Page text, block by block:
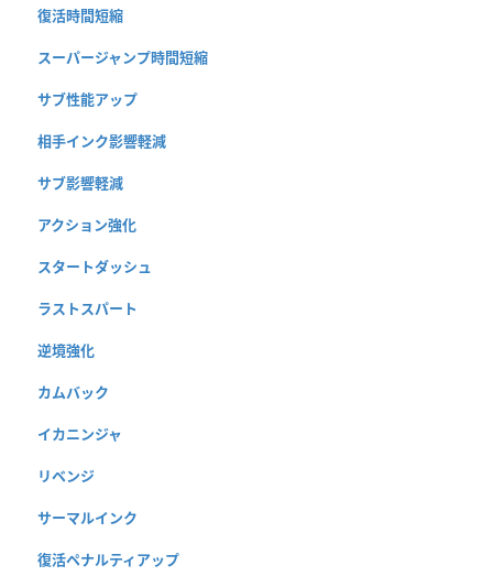
復活時間短縮
スーパージャンプ時間短縮
サブ性能アップ
相手インク影響軽減
サブ影響軽減
アクション強化
スタートダッシュ
ラストスパート
逆境強化
カムバック
イカニンジャ
リベンジ
サーマルインク
復活ペナルティアップ